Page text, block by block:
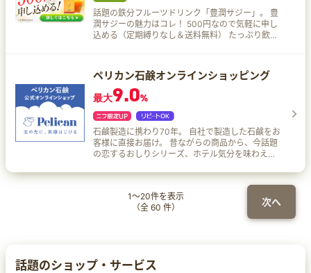
話題の鉄分フルーツドリンク「豊潤サジー」。 豊
潤サジーの魅力はコレ！ 500円なので気軽に申し
込める（定期縛りなし＆送料無料） たっぷり飲め
サポート。困ったときも安心
ペリカン石鹸オンラインショッピング
最大9.0%
石鹸製造に携わり70年。 自社で製造した石鹸をお
客様に直接お届け。 昔ながらの商品から、今話題
の恋するおしりシリーズ、ホテル気分を味わえる
提案いたします。
1～20件を表示
（全 60 件） 次へ
話題のショップ・サービス